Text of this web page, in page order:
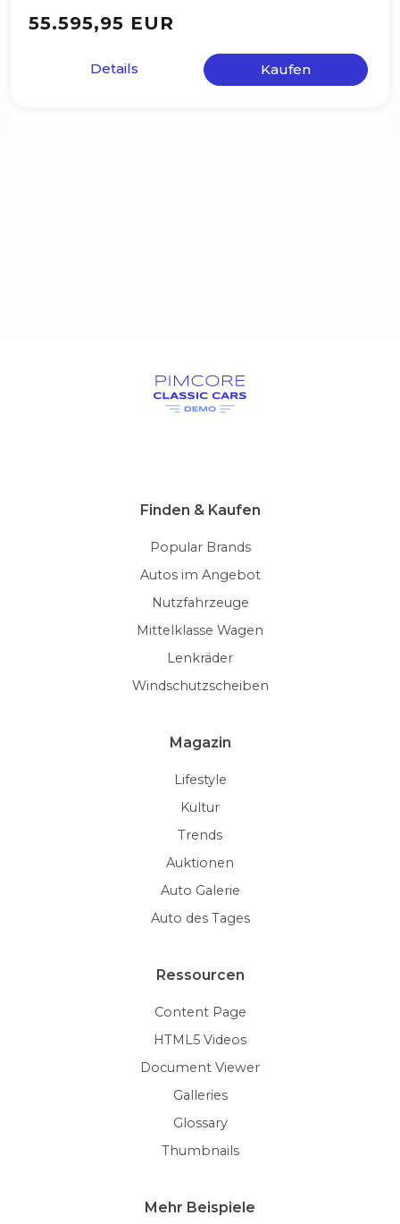
55.595,95 EUR
Details Kaufen
Finden & Kaufen
Popular Brands
Autos im Angebot
Nutzfahrzeuge
Mittelklasse Wagen
Lenkräder
Windschutzscheiben
Magazin
Lifestyle
Kultur
Trends
Auktionen
Auto Galerie
Auto des Tages
Ressourcen
Content Page
HTML5 Videos
Document Viewer
Galleries
Glossary
Thumbnails
Mehr Beispiele